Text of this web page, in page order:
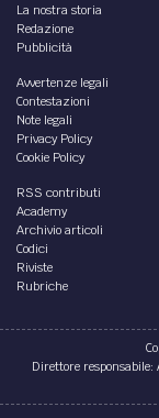
La nostra storia
Redazione
Pubblicità
Avvertenze legali
Contestazioni
Note legali
Privacy Policy
Cookie Policy
RSS contributi
Academy
Archivio articoli
Codici
Riviste
Rubriche
Direttore